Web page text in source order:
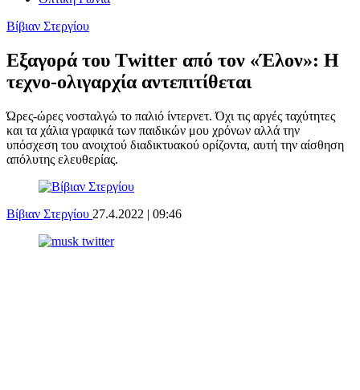
Βίβιαν Στεργίου
Εξαγορά του Τwitter από τον «Έλον»: Η
τεχνο-ολιγαρχία αντεπιτίθεται
Ώρες-ώρες νοσταλγώ το παλιό ίντερνετ. Όχι τις αργές ταχύτητες
και τα χάλια γραφικά των παιδικών μου χρόνων αλλά την
υπόσχεση του ανοιχτού διαδικτυακού ορίζοντα, αυτή την αίσθηση
απόλυτης ελευθερίας.
Βίβιαν Στεργίου 27.4.2022 | 09:46